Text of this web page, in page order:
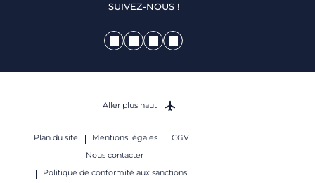
SUIVEZ-NOUS !
Plan du site Mentions légales
CGV
Nous contacter
Politique de conformité aux sanctions
Aller plus haut